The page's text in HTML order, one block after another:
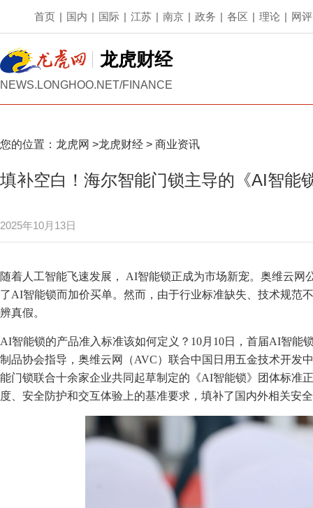
首页 | 国内 | 国际 | 江苏 | 南京 | 政务 | 各区 | 理论 | 网评
龙虎财经
NEWS.LONGHOO.NET/FINANCE
您的位置： 龙虎网 >龙虎财经 > 商业资讯
填补空白！海尔智能门锁主导的《AI智能
2025年10月13日
随着人工智能飞速发展， AI智能锁正成为市场新宠。奥维云网
了AI智能锁而加价买单。然而，由于行业标准缺失、技术规范
辨真假。
AI智能锁的产品准入标准该如何定义？10月10日，首届AI智能
制品协会指导，奥维云网（AVC）联合中国日用五金技术开发
能门锁联合十余家企业共同起草制定的《AI智能锁》团体标准
度、安全防护和交互体验上的基准要求，填补了国内外相关安